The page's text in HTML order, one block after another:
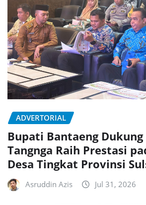
ADVERTORIAL
Bupati Bantaeng
Tangnga Raih Prestasi
Desa Tingkat Provinsi
Asruddin Azis Jul 31, 2026